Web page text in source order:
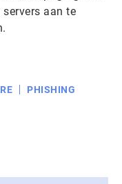
aan te
PHISHING